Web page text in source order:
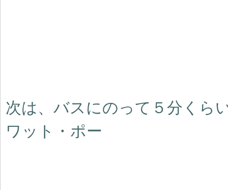
次は、バスにのって５分くら
ワット・ポー